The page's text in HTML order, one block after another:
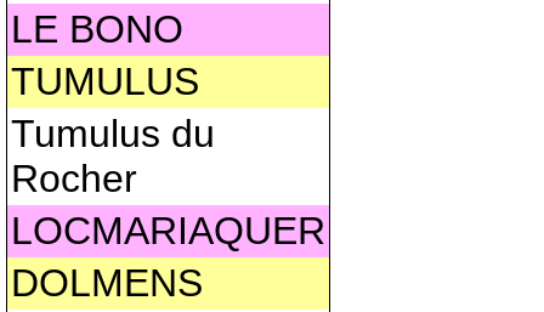
LE BONO
TUMULUS
Tumulus du
Rocher
LOCMARIAQUER
DOLMENS